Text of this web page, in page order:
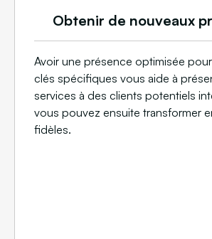
Obtenir de nouveaux
Avoir une présence optimisée
clés spécifiques vous aide à
services à des clients potentiels
vous pouvez ensuite transformer
fidèles.